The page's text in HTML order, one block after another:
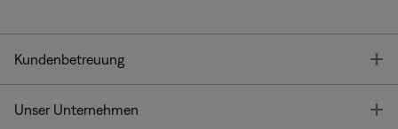
Kundenbetreuung
Unser Unternehmen